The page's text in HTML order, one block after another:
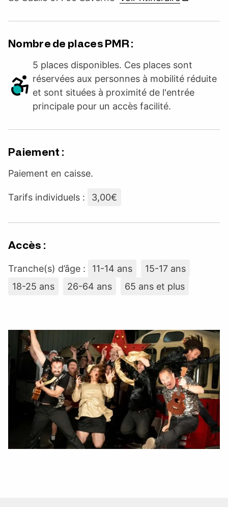
Nombre de places PMR :
5 places disponibles. Ces places sont
réservées aux personnes à mobilité réduite
et sont situées à proximité de l'entrée
principale pour un accès facilité.
Paiement :
Paiement en caisse.
Tarifs individuels : 3,00€
Accès :
Tranche(s) d’âge : 11-14 ans
15-17 ans
18-25 ans
26-64 ans 65 ans et plus